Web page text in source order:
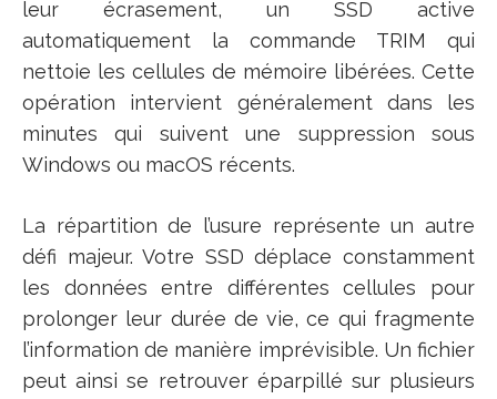
leur écrasement, un SSD active
automatiquement la commande TRIM qui
nettoie les cellules de mémoire libérées. Cette
opération intervient généralement dans les
minutes qui suivent une suppression sous
Windows ou macOS récents.
La répartition de l’usure représente un autre
défi majeur. Votre SSD déplace constamment
les données entre différentes cellules pour
prolonger leur durée de vie, ce qui fragmente
l’information de manière imprévisible. Un fichier
peut ainsi se retrouver éparpillé sur plusieurs